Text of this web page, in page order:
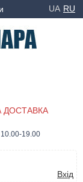
UA RU
ДОСТАВКА
19.00
Вхід